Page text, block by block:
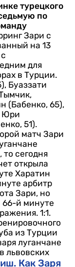
турецкого
по
Зари с
на 13
для
в Турции.
Буаззати
(Бабенко, 65),
Юри
51).
матч Зари
сегодня
открыла
Харатин
арбитр
Зари, но
66-й минуте
1:1.
из Турции
луганчане
львовских
Как Заря